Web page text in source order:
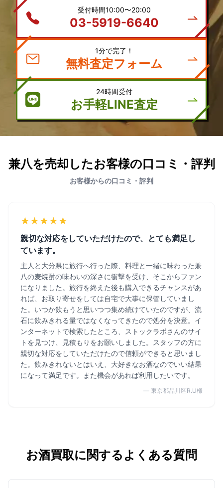
受付時間10:00〜20:00
03-5919-6640
1分で完了！
無料査定フォーム
24時間受付
お手軽LINE査定
兼八を売却したお客様の口コミ・評判
お客様からの口コミ・評判
★★★★★
親切な対応をしていただけたので、とても満足し
ています。
主人と大分県に旅行へ行った際、料理と一緒に味わった兼
八の麦焼酎の味わいの深さに衝撃を受け、そこからファン
になりました。旅行を終えた後も購入できるチャンスがあ
れば、お取り寄せをしては自宅で大事に保管していまし
た。いつか飲もうと思いつつ集め続けていたのですが、流
石に飲みきれる量ではなくなってきたので処分を決意。イ
ンターネットで検索したところ、ストックラボさんのサイ
トを見つけ、見積もりをお願いしました。スタッフの方に
親切な対応をしていただけたので信頼ができると思いまし
た。飲みきれないとはいえ、大好きなお酒なのでいい結果
になって満足です。また機会があれば利用したいです。
— 東京都品川区R.U様
お酒買取に関するよくある質問